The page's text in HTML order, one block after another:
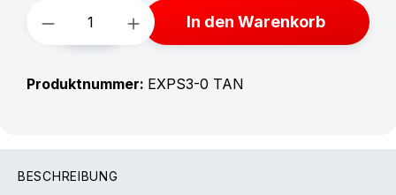
Produkt Anzahl: Gib den
In den Warenkorb
Produktnummer: EXPS3-0 TAN
BESCHREIBUNG